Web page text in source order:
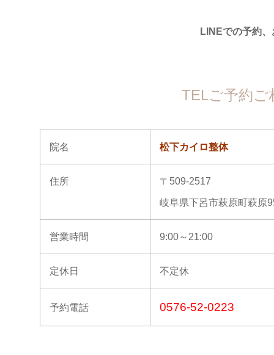
LINEでの予約
TELご予約ご
院名 松下カイロ整体
住所 〒509-2517
岐阜県下呂市萩原町萩原
営業時間 9:00～21:00
定休日 不定休
予約電話 0576-52-0223